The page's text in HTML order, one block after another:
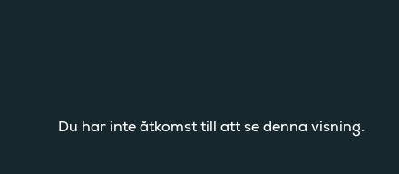
Du har inte åtkomst till att se denna visning.